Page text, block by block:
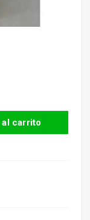
carrito